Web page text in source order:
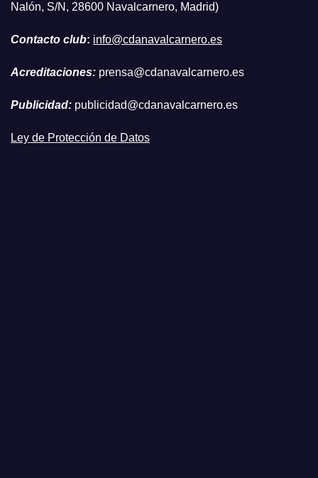
Nalón, S/N, 28600 Navalcarnero, Madrid)
Contacto club: info@cdanavalcarnero.es
Acreditaciones: prensa@cdanavalcarnero.es
Publicidad: publicidad@cdanavalcarnero.es
Ley de Protección de Datos